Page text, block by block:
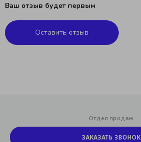
Ваш отзыв будет первым
Оставить отзыв
Отдел продаж
ЗАКАЗАТЬ ЗВОНОК